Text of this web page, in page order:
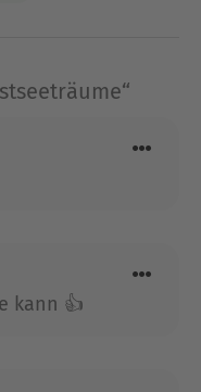
kann 👍